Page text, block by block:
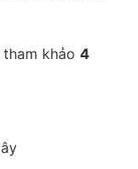
khảo 4